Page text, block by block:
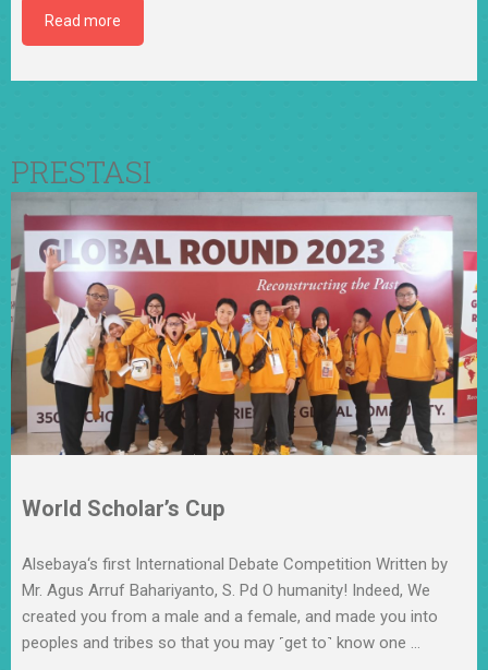
Read more
PRESTASI
World Scholar’s Cup
Alsebaya‘s first International Debate Competition Written by
Mr. Agus Arruf Bahariyanto, S. Pd O humanity! Indeed, We
created you from a male and a female, and made you into
peoples and tribes so that you may ˹get to˺ know one …